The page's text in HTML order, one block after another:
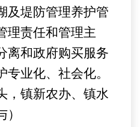
及堤防管理养护管
理责任和管理主
离和政府购买服务
业化、社会化。
， 镇新农办、镇水
）